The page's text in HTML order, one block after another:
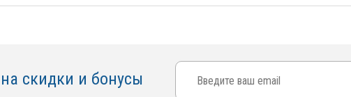
скидки и бонусы